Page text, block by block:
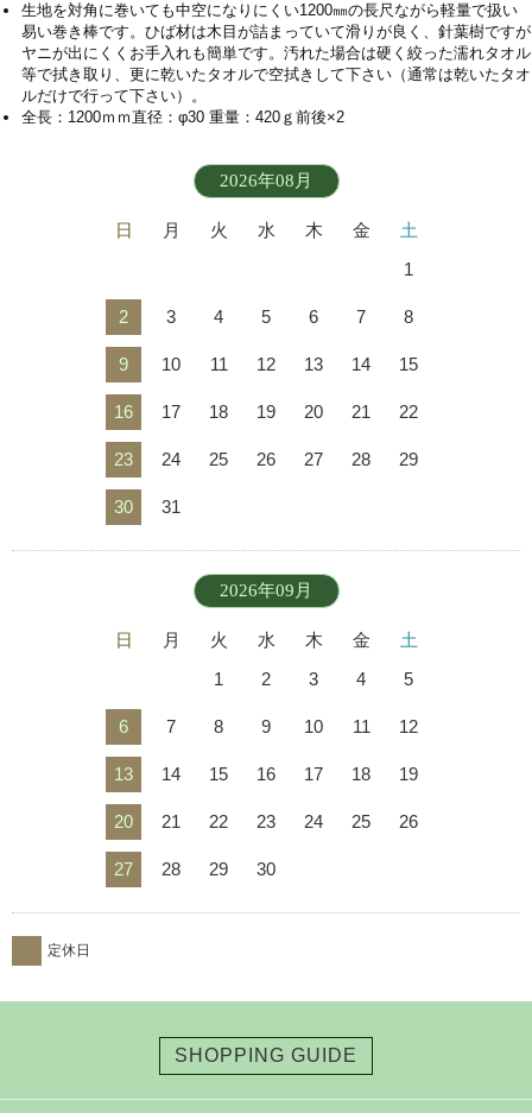
生地を対角に巻いても中空になりにくい1200㎜の長尺ながら軽量で扱い
易い巻き棒です。ひば材は木目が詰まっていて滑りが良く、針葉樹ですが
ヤニが出にくくお手入れも簡単です。汚れた場合は硬く絞った濡れタオル
等で拭き取り、更に乾いたタオルで空拭きして下さい（通常は乾いたタオ
ルだけで行って下さい）。
全長：1200ｍｍ直径：φ30 重量：420ｇ前後×2
2026年08月
日 月 火 水 木 金
土
1
2 3 4 5 6 7 8
9 10 11 12 13 14 15
16 17 18 19 20 21 22
23 24 25 26 27 28 29
30 31
2026年09月
日 月 火 水 木 金
土
1
2 3 4 5
6 7 8 9 10 11 12
13 14 15 16 17 18 19
20 21 22 23 24 25 26
27 28 29 30
定休日
SHOPPING GUIDE